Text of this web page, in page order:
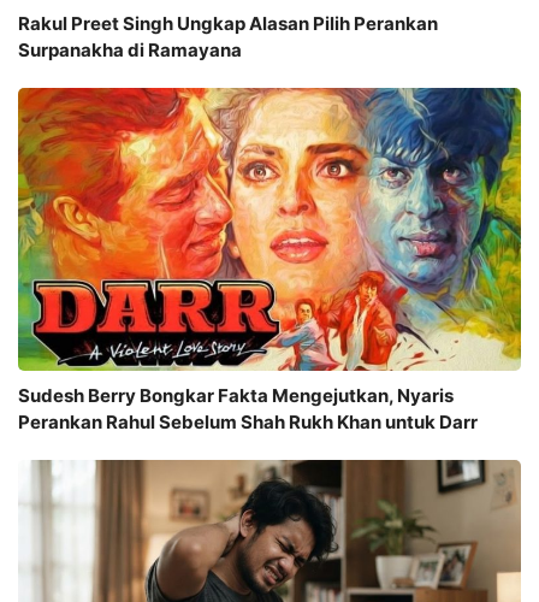
Rakul Preet Singh Ungkap Alasan Pilih Perankan
Surpanakha di Ramayana
Sudesh Berry Bongkar Fakta Mengejutkan, Nyaris
Perankan Rahul Sebelum Shah Rukh Khan untuk Darr